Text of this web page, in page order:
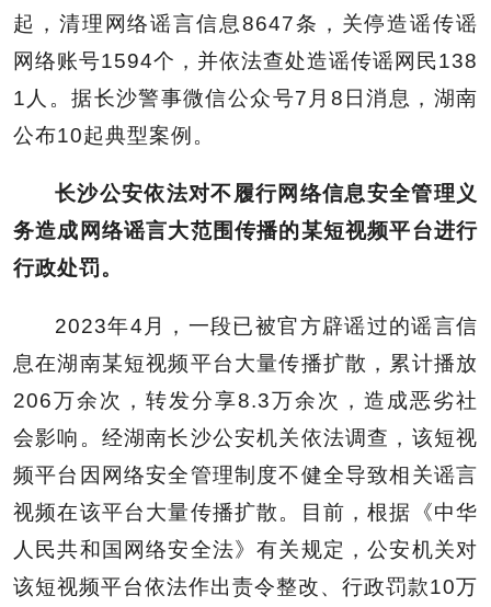
起，清理网络谣言信息8647条，关停造谣传谣
网络账号1594个，并依法查处造谣传谣网民138
1人。据长沙警事微信公众号7月8日消息，湖南
公布10起典型案例。
长沙公安依法对不履行网络信息安全管理义
务造成网络谣言大范围传播的某短视频平台进行
行政处罚。
2023年4月，一段已被官方辟谣过的谣言信
息在湖南某短视频平台大量传播扩散，累计播放
206万余次，转发分享8.3万余次，造成恶劣社
会影响。经湖南长沙公安机关依法调查，该短视
频平台因网络安全管理制度不健全导致相关谣言
视频在该平台大量传播扩散。目前，根据《中华
人民共和国网络安全法》有关规定，公安机关对
该短视频平台依法作出责令整改、行政罚款10万